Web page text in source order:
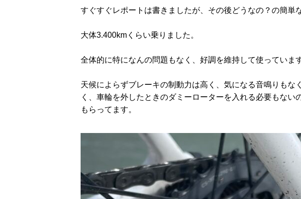
すぐすぐレポートは書きましたが、その後どうなの？の簡単
大体3.400kmくらい乗りました。
全体的に特になんの問題もなく、好調を維持して使っています
天候によらずブレーキの制動力は高く、気になる音鳴りもな
く、車輪を外したときのダミーローターを入れる必要もない
もらってます。